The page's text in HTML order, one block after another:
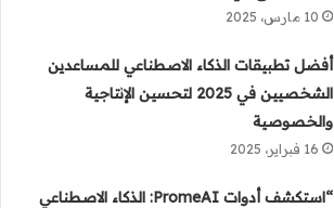
10 مارس، 2025
أفضل تطبيقات الذكاء الاصطناعي للمساعدين
الشخصيين في 2025 لتحسين الإنتاجية
والخصوصية
16 فبراير، 2025
“استكشف أدوات PromeAI: الذكاء الاصطناعي